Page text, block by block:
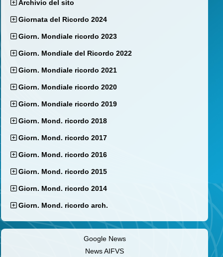
Archivio del sito
Giornata del Ricordo 2024
Giorn. Mondiale ricordo 2023
Giorn. Mondiale del Ricordo 2022
Giorn. Mondiale ricordo 2021
Giorn. Mondiale ricordo 2020
Giorn. Mondiale ricordo 2019
Giorn. Mond. ricordo 2018
Giorn. Mond. ricordo 2017
Giorn. Mond. ricordo 2016
Giorn. Mond. ricordo 2015
Giorn. Mond. ricordo 2014
Giorn. Mond. ricordo arch.
Google News
News AIFVS